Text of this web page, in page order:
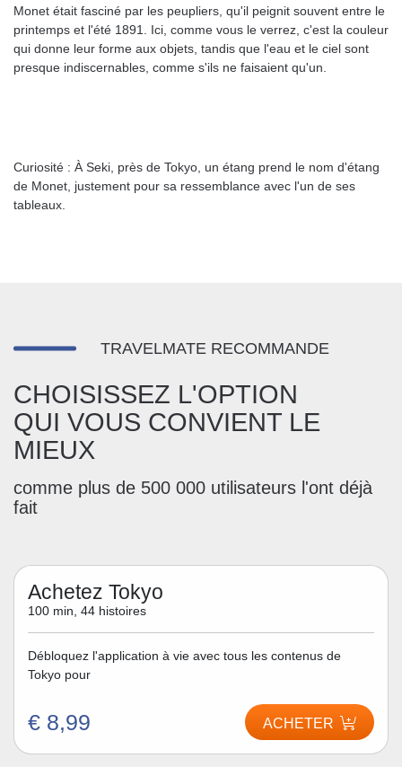
Monet était fasciné par les peupliers, qu'il peignit souvent entre le
printemps et l'été 1891. Ici, comme vous le verrez, c'est la couleur
qui donne leur forme aux objets, tandis que l'eau et le ciel sont
presque indiscernables, comme s'ils ne faisaient qu'un.
Curiosité : À Seki, près de Tokyo, un étang prend le nom d'étang
de Monet, justement pour sa ressemblance avec l'un de ses
tableaux.
TRAVELMATE RECOMMANDE
CHOISISSEZ L'OPTION
QUI VOUS CONVIENT LE
MIEUX
comme plus de 500 000 utilisateurs l'ont déjà
fait
Achetez Tokyo
100 min, 44 histoires
Débloquez l'application à vie avec tous les contenus de
Tokyo pour
€ 8,99 ACHETER